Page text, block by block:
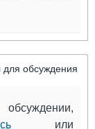
обсуждения
или